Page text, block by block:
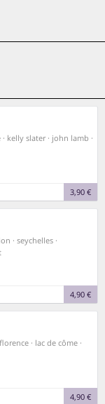
kelly slater · john lamb ·
3,90 €
· seychelles ·
4,90 €
· lac de côme ·
4,90 €